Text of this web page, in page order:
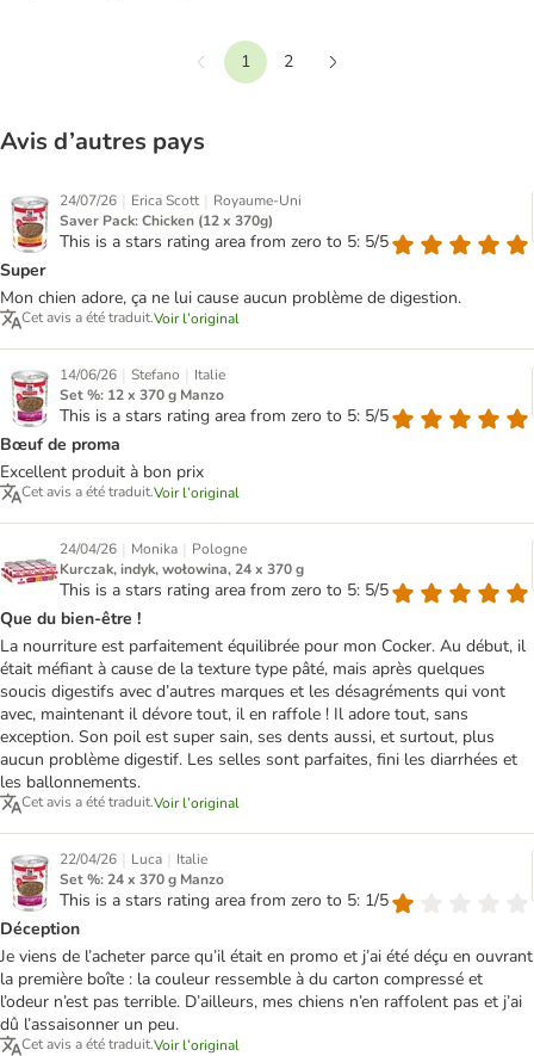
Précédent
1
2
Avis d’autres pays
24/07/26 | Erica Scott | Royaume-Uni
Saver Pack: Chicken (12 x 370g)
This is a stars rating area from zero to 5: 5/5
Super
Mon chien adore, ça ne lui cause aucun problème de digestion.
Cet avis a été traduit.Voir l’original
14/06/26 | Stefano | Italie
Set %: 12 x 370 g Manzo
This is a stars rating area from zero to 5: 5/5
Bœuf de proma
Excellent produit à bon prix
Cet avis a été traduit.Voir l’original
24/04/26 | Monika | Pologne
Kurczak, indyk, wołowina, 24 x 370 g
This is a stars rating area from zero to 5: 5/5
Que du bien-être !
La nourriture est parfaitement équilibrée pour mon Cocker. Au début, il
était méfiant à cause de la texture type pâté, mais après quelques
soucis digestifs avec d’autres marques et les désagréments qui vont
avec, maintenant il dévore tout, il en raffole ! Il adore tout, sans
exception. Son poil est super sain, ses dents aussi, et surtout, plus
aucun problème digestif. Les selles sont parfaites, fini les diarrhées et
les ballonnements.
Cet avis a été traduit.Voir l’original
22/04/26 | Luca | Italie
Set %: 24 x 370 g Manzo
This is a stars rating area from zero to 5: 1/5
Déception
Je viens de l’acheter parce qu’il était en promo et j’ai été déçu en ouvrant
la première boîte : la couleur ressemble à du carton compressé et
l’odeur n’est pas terrible. D’ailleurs, mes chiens n’en raffolent pas et j’ai
dû l’assaisonner un peu.
Cet avis a été traduit.Voir l’original